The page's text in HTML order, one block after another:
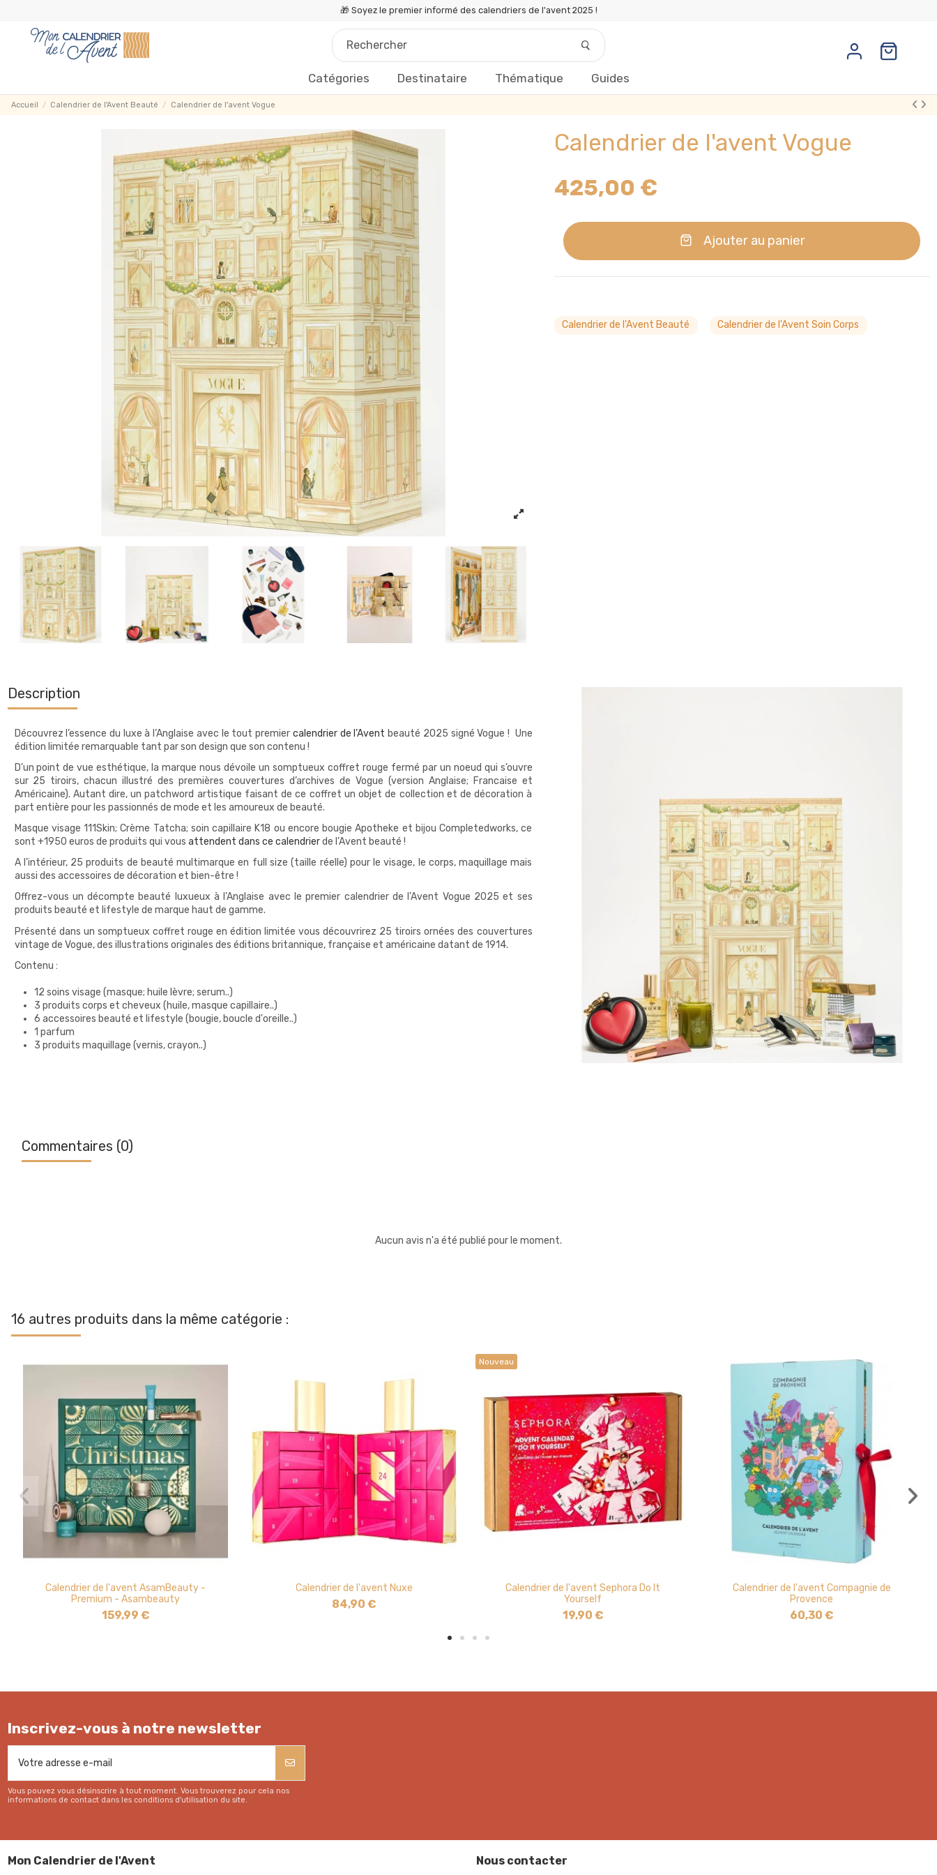
🎁 Soyez le premier informé des calendriers de l'avent 2025 !
Catégories Destinataire Thématique Guides
Accueil Calendrier de l'Avent Beauté Calendrier de l'avent Vogue
Calendrier de l'avent Vogue
425,00 €
Ajouter au panier
Calendrier de l'Avent Beauté Calendrier de l'Avent Soin Corps
Description
Découvrez l’essence du luxe à l’Anglaise avec le tout premier calendrier de l’Avent beauté 2025 signé Vogue ! Une
édition limitée remarquable tant par son design que son contenu !
D’un point de vue esthétique, la marque nous dévoile un somptueux coffret rouge fermé par un noeud qui s’ouvre
sur 25 tiroirs, chacun illustré des premières couvertures d’archives de Vogue (version Anglaise; Francaise et
Américaine). Autant dire, un patchword artistique faisant de ce coffret un objet de collection et de décoration à
part entière pour les passionnés de mode et les amoureux de beauté.
Masque visage 111Skin; Crème Tatcha; soin capillaire K18 ou encore bougie Apotheke et bijou Completedworks, ce
sont +1950 euros de produits qui vous attendent dans ce calendrierde l’Avent beauté !
A l’intérieur, 25 produits de beauté multimarque en full size (taille réelle) pour le visage, le corps, maquillage mais
aussi des accessoires de décoration et bien-être !
Offrez-vous un décompte beauté luxueux à l’Anglaise avec le premier calendrier de l’Avent Vogue 2025 et ses
produits beauté et lifestyle de marque haut de gamme.
Présenté dans un somptueux coffret rouge en édition limitée vous découvrirez 25 tiroirs ornées des couvertures
vintage de Vogue, des illustrations originales des éditions britannique, française et américaine datant de 1914.
Contenu :
12 soins visage (masque; huile lèvre; serum..)
3 produits corps et cheveux (huile, masque capillaire..)
6 accessoires beauté et lifestyle (bougie, boucle d'oreille..)
1 parfum
3 produits maquillage (vernis, crayon..)
Commentaires (0)
Aucun avis n'a été publié pour le moment.
16 autres produits dans la même catégorie :
Calendrier de l'avent AsamBeauty -
Premium - Asambeauty
159,99 €
Calendrier de l'avent Nuxe
84,90 €
Nouveau
Calendrier de l'avent Sephora Do It
Yourself
19,90 €
Calendrier de l'avent Compagnie de
Provence
60,30 €
Inscrivez-vous à notre newsletter
Vous pouvez vous désinscrire à tout moment. Vous trouverez pour cela nos
informations de contact dans les conditions d'utilisation du site.
Mon Calendrier de l'Avent Nous contacter